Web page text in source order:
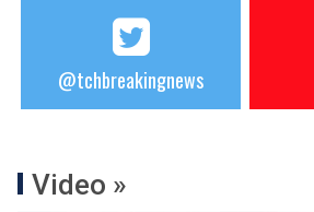
@tchbreakingnews
Video »